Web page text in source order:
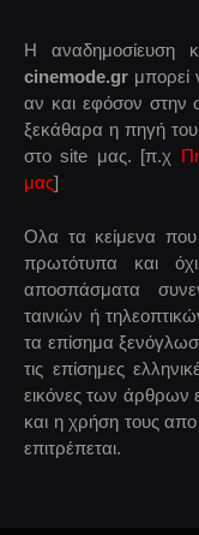
Η αναδημοσίευση
cinemode.gr μπορεί
αν και εφόσον στην
ξεκάθαρα η πηγή
στο site μας. [π.χ
μας]
Ολα τα κείμενα που
πρωτότυπα και
αποσπάσματα
ταινιών ή
τα επίσημα
τις επίσημες
εικόνες των άρθρων
και η χρήση τους
επιτρέπεται.